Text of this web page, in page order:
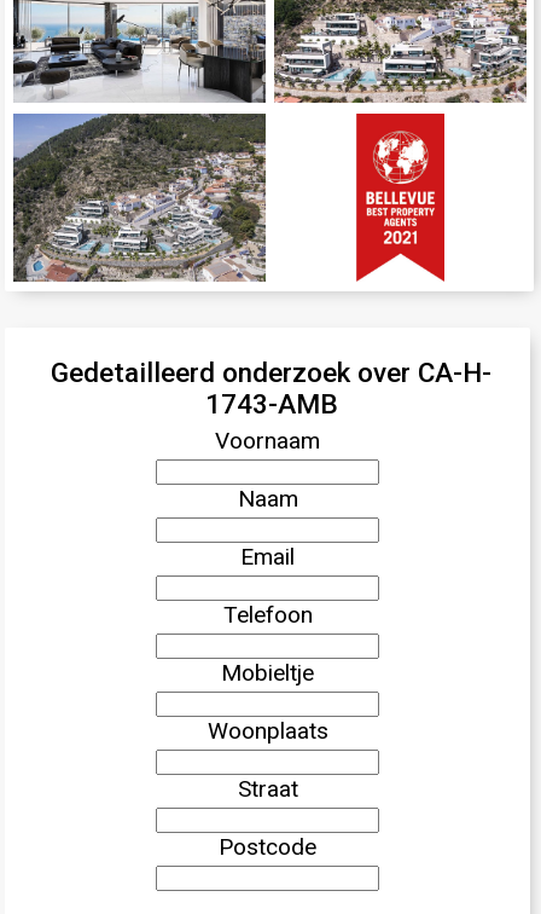
Gedetailleerd onderzoek over CA-H-
1743-AMB
Voornaam
Naam
Email
Telefoon
Mobieltje
Woonplaats
Straat
Postcode